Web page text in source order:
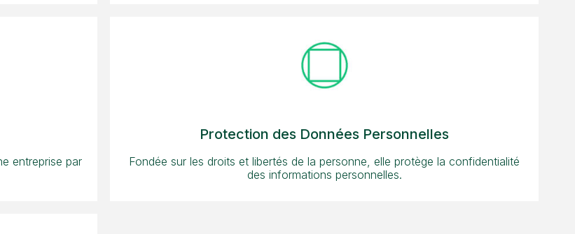
entreprise par
Protection des Données Personnelles
Fondée sur les droits et libertés de la personne, elle protège la confidentialité
des informations personnelles.